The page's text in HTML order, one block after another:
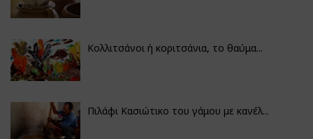
Κολλιτσάνοι ή κοριτσάνια, το θαύμα...
Πιλάφι Κασιώτικο του γάμου με κανέλ...